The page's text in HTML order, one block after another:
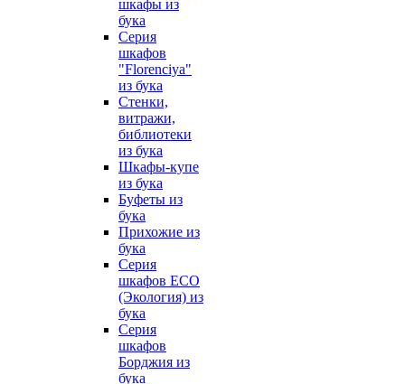
шкафы из
бука
Серия
шкафов
"Florenciya"
из бука
Стенки,
витражи,
библиотеки
из бука
Шкафы-купе
из бука
Буфеты из
бука
Прихожие из
бука
Серия
шкафов ECO
(Экология) из
бука
Серия
шкафов
Борджия из
бука